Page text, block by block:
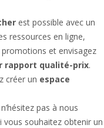
est possible avec un
ressources en ligne,
et envisagez
rapport qualité-prix.
créer un espace
pas à nous
vous souhaitez obtenir un